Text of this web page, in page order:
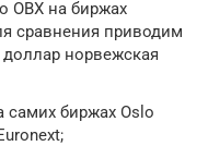
OBX на биржах
сравнения приводим
доллар норвежская
самих биржах Oslo